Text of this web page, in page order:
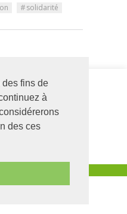
fins de
à
des ces
#solidarité
Léonard
CEDEX
DIME Europe
54 avenue de
49130LES
PONTS DE CÉ
Angers